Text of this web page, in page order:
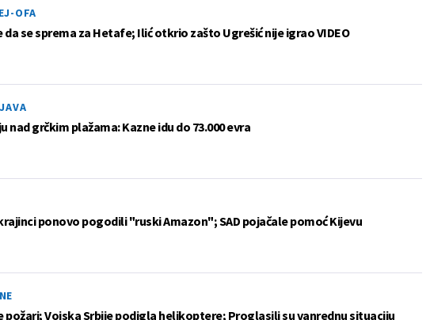
OFA
da se sprema za Hetafe; Ilić otkrio zašto Ugrešić nije igrao VIDEO
nad grčkim plažama: Kazne idu do 73.000 evra
ponovo pogodili "ruski Amazon"; SAD pojačale pomoć Kijevu
Vojska Srbije podigla helikoptere; Proglasili su vanrednu situaciju